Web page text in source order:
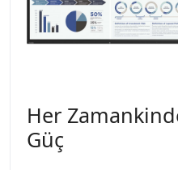
Her
Güç